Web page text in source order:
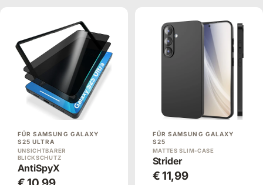
FÜR SAMSUNG GALAXY
S25 ULTRA
UNSICHTBARER
BLICKSCHUTZ
AntiSpyX
FÜR SAMSUNG GALAXY
S25
MATTES SLIM-CASE
Strider
€ 11,99